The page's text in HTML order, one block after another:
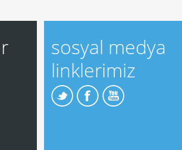
sosyal medya
linklerimiz